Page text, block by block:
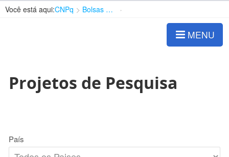
Você está aqui:CNPq Bolsas e Auxílios Vigentes
MENU
Projetos de Pesquisa
País